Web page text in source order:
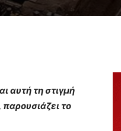
αυτή τη στιγμή
το